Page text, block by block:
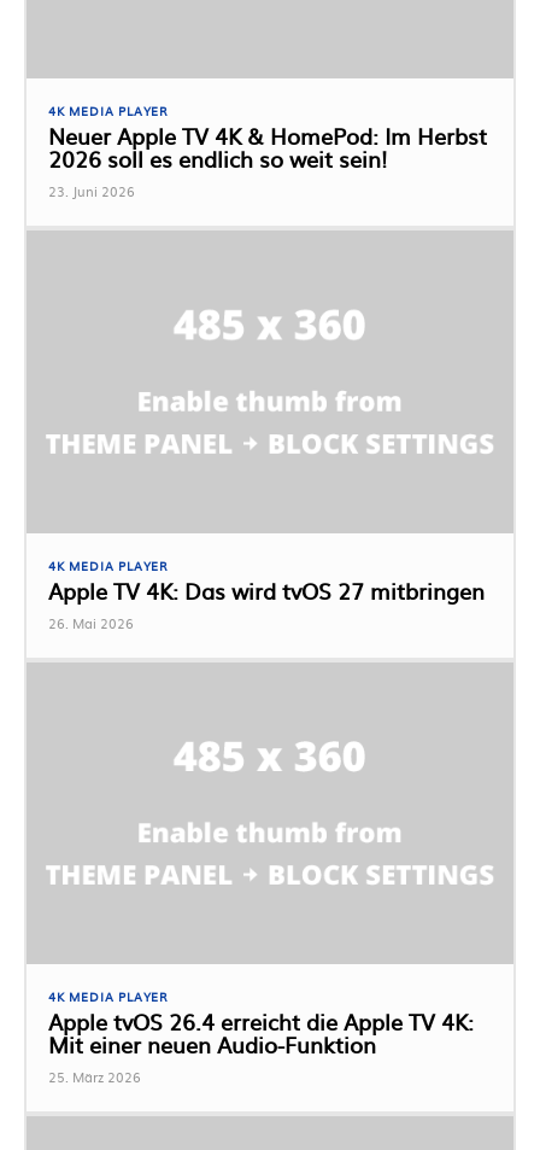
4K MEDIA PLAYER
Neuer Apple TV 4K & HomePod: Im Herbst
2026 soll es endlich so weit sein!
23. Juni 2026
4K MEDIA PLAYER
Apple TV 4K: Das wird tvOS 27 mitbringen
26. Mai 2026
4K MEDIA PLAYER
Apple tvOS 26.4 erreicht die Apple TV 4K:
Mit einer neuen Audio-Funktion
25. März 2026